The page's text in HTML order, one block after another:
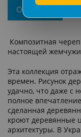
Описание
Композитная
настоящей
Эта коллекция
времен. Рисунок
удачно, что даже с
полное
сделанная
кроют деревянные
архитектуры. В